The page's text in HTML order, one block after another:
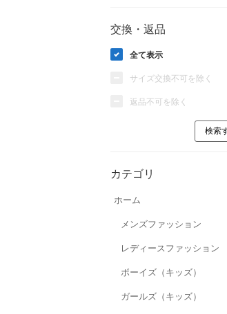
交換・返品
全て表示
サイズ交換不可を除く
返品不可を除く
カテゴリ
ホーム
メンズファッション
レディースファッション
ボーイズ（キッズ）
ガールズ（キッズ）